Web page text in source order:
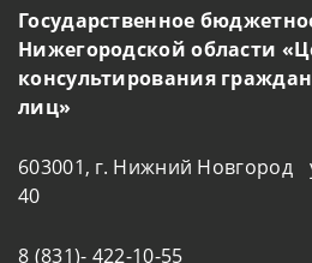
Государственное
Нижегородской области
консультирования
лиц»
603001, г. Нижний Новгород
40
8 (831)- 422-10-55